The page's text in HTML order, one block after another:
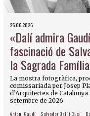
26.06.2026
«Dalí admira
fascinació de
la Sagrada Família
La mostra fotogràfica,
comissariada per Josep
d’Arquitectes de
setembre de 2026
Antoni Gaudí Salvador Dalí i Cusí